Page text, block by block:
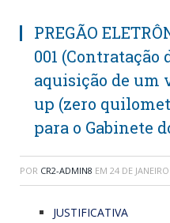
PREGÃO
001 (Contratação
aquisição de
up (zero
para o Gabinete
POR CR2-ADMIN8 EM 24 DE
JUSTIFICATIVA